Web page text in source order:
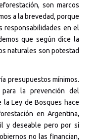
son marcos
a la brevedad, porque
responsabilidades en el
que según dice la
naturales son potestad
presupuestos mínimos.
la prevención del
Ley de Bosques hace
en Argentina,
y deseable pero por sí
no las financian,